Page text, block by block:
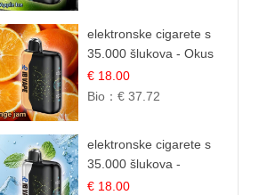
elektronske cigarete s
35.000 šlukova - Okus
Narančinog Džema |
Dugotrajno Iskustvo
€ 18.00
Bio： € 37.72
elektronske cigarete s
35.000 šlukova -
Osježavajući Mentol |
€ 18.00